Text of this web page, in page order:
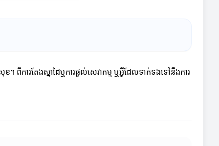
រតែងស្នាដៃឬការផ្តល់សេវាកម្ម ឬអ្វីដែលទាក់ទងទៅនឹងការ